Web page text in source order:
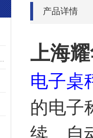
产品详情
上海
电子桌
的电子
续、自